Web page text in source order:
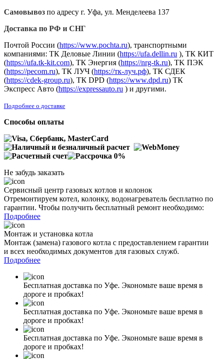
Самовывоз по адресу г. Уфа, ул. Менделеева 137
Доставка по РФ и СНГ
Почтой России (https://www.pochta.ru), транспортными
компаниями: ТК Деловые Линии (https://ufa.dellin.ru ), ТК КИТ
(https://ufa.tk-kit.com), ТК Энергия (https://nrg-tk.ru), ТK ПЭК
(https://pecom.ru), ТК ЛУЧ (https://тк-луч.рф), ТК СДЕК
(https://cdek-group.ru), ТК DPD (https://www.dpd.ru) ТК
Экспресс Авто (https://expressauto.ru ) и другими.
Подробнее о доставке
Способы оплаты
Не забудь заказать
Сервисный центр газовых котлов и колонок
Отремонтируем котел, колонку, водонагреватель бесплатно по
гарантии. Чтобы получить бесплатный ремонт необходимо:
Подробнее
Монтаж и установка котла
Монтаж (замена) газового котла с предоставлением гарантии
и всех необходимых документов для газовых служб.
Подробнее
Бесплатная доставка по Уфе. Экономьте ваше время в
дороге и пробках!
Бесплатная доставка по Уфе. Экономьте ваше время в
дороге и пробках!
Бесплатная доставка по Уфе. Экономьте ваше время в
дороге и пробках!